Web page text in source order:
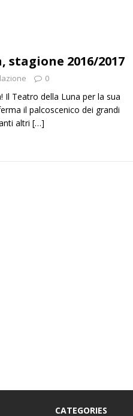
2016/2017
0
Teatro della Luna per la sua
il palcoscenico dei grandi
altri […]
CATEGORIES